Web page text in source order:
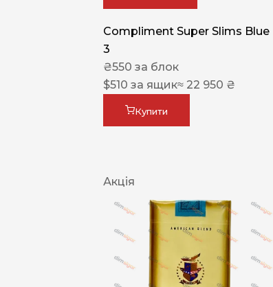
Compliment Super Slims Blue
3
₴550 за блок
$510 за ящик≈ 22 950 ₴
Купити
Акція